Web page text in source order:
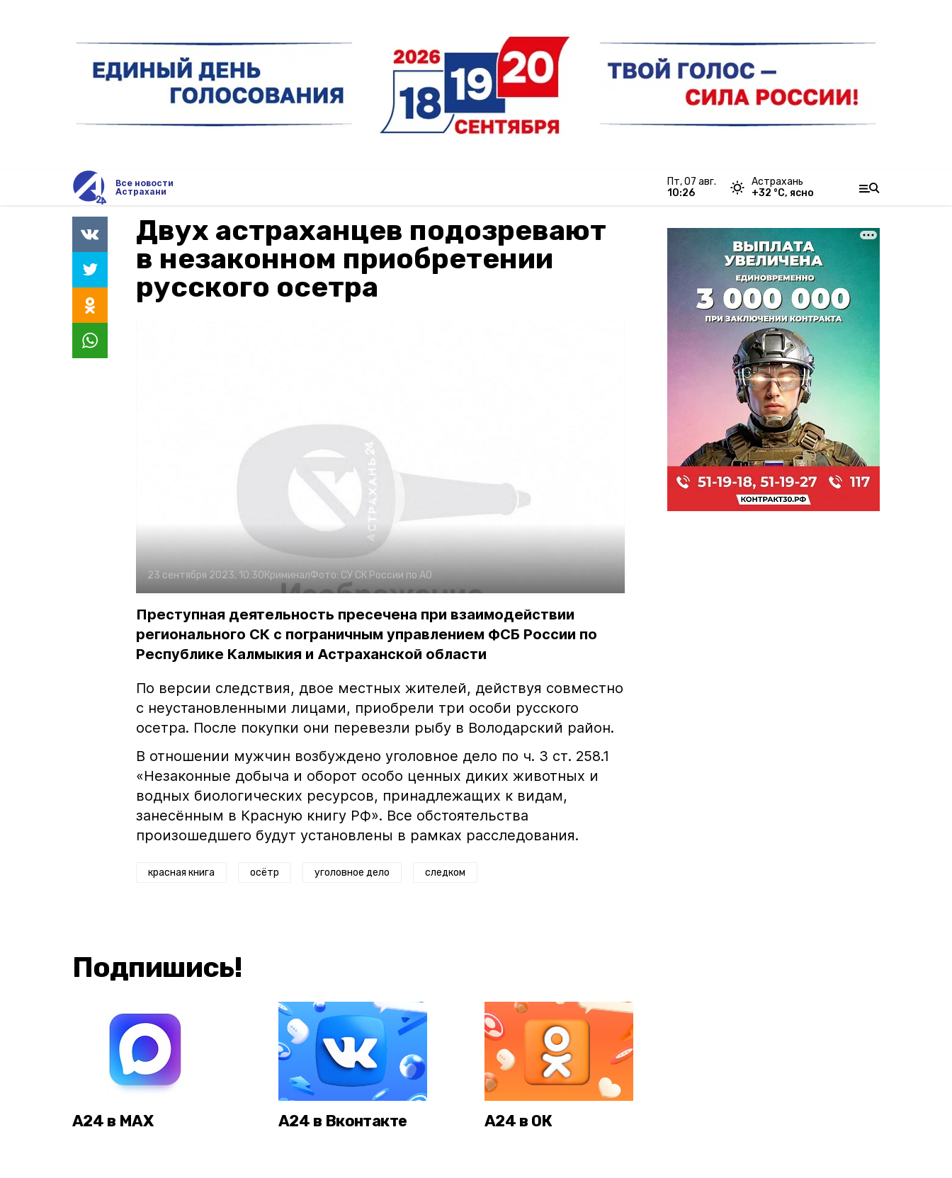
Все новости
Астрахани
пт, 07 авг.
10:26
Астрахань
+32 °С, ясно
Двух астраханцев подозревают
в незаконном приобретении
русского осетра
23 сентября 2023, 10:30КриминалФото: СУ СК России по АО
Преступная деятельность пресечена при взаимодействии
регионального СК с пограничным управлением ФСБ России по
Республике Калмыкия и Астраханской области
По версии следствия, двое местных жителей, действуя совместно
с неустановленными лицами, приобрели три особи русского
осетра. После покупки они перевезли рыбу в Володарский район.
В отношении мужчин возбуждено уголовное дело по ч. 3 ст. 258.1
«Незаконные добыча и оборот особо ценных диких животных и
водных биологических ресурсов, принадлежащих к видам,
занесённым в Красную книгу РФ». Все обстоятельства
произошедшего будут установлены в рамках расследования.
красная книга осётр уголовное дело следком
Подпишись!
А24 в MAX А24 в Вконтакте А24 в ОК